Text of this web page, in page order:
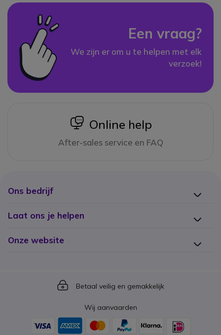
Een vraag?
We zijn er om u te helpen met elk
verzoek!
icon
Online help
After-sales service en FAQ
Ons bedrijf
Laat ons je helpen
Onze website
Icon
Betaal veilig en gemakkelijk
Wij aanvaarden